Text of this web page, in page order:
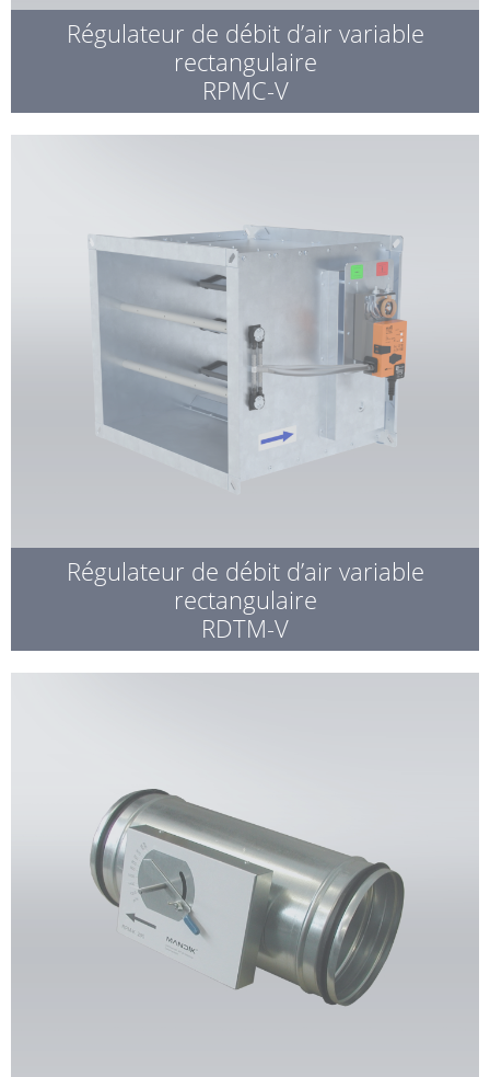
Régulateur de débit d’air variable
rectangulaire
RPMC-V
Régulateur de débit d’air variable
rectangulaire
RDTM-V